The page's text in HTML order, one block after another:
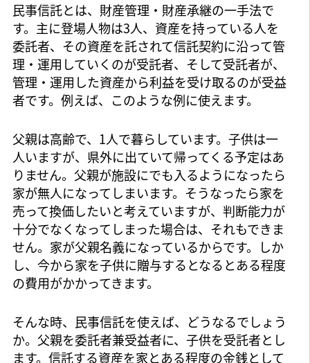
民事信託とは、財産管理・財産承継の一手法で
す。主に登場人物は3人、資産を持っている人を
委託者、その資産を託されて信託契約に沿って管
理・運用していくのが受託者、そして受託者が、
管理・運用した資産から利益を受け取るのが受益
者です。例えば、このような例に使えます。
父親は高齢で、1人で暮らしています。子供は一
人いますが、県外に出ていて帰ってくる予定はあ
りません。父親が施設にでも入るようになったら
家が無人になってしまいます。そうなったら家を
売って換価したいと考えていますが、判断能力が
十分でなくなってしまった場合は、それもできま
せん。家が父親名義になっているからです。しか
し、今から家を子供に贈与するとなるとある程度
の費用がかかってきます。
そんな時、民事信託を使えば、どうなるでしょう
か。父親を委託者兼受益者に、子供を受託者とし
ます。信託する資産を家とある程度の金銭として